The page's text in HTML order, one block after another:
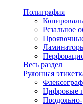
Полиграфия
Резальное
Весь раздел
Рулонная
Цифровые